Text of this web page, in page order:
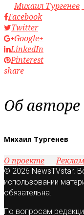
byМихаил Тургенев
Facebook
Twitter
Google+
LinkedIn
Pinterest
share
Об авторе
Михаил Тургенев
О проекте
© 2026 NewsTVstar.
использовании
обязательна.
По вопросам